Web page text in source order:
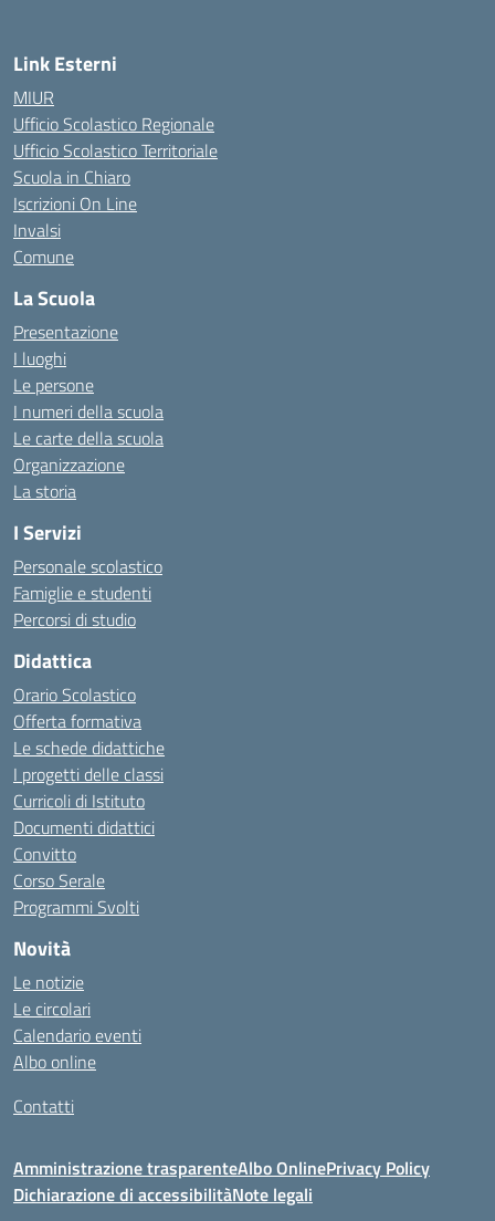
Link Esterni
MIUR
Ufficio Scolastico Regionale
Ufficio Scolastico Territoriale
Scuola in Chiaro
Iscrizioni On Line
Invalsi
Comune
La Scuola
Presentazione
I luoghi
Le persone
I numeri della scuola
Le carte della scuola
Organizzazione
La storia
I Servizi
Personale scolastico
Famiglie e studenti
Percorsi di studio
Didattica
Orario Scolastico
Offerta formativa
Le schede didattiche
I progetti delle classi
Curricoli di Istituto
Documenti didattici
Convitto
Corso Serale
Programmi Svolti
Novità
Le notizie
Le circolari
Calendario eventi
Albo online
Contatti
Amministrazione trasparenteAlbo OnlinePrivacy Policy
Dichiarazione di accessibilitàNote legali